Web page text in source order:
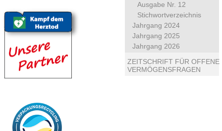
Ausgabe Nr. 12
Stichwortverzeichnis
Jahrgang 2024
Jahrgang 2025
Jahrgang 2026
ZEITSCHRIFT FÜR OFFENE
VERMÖGENSFRAGEN